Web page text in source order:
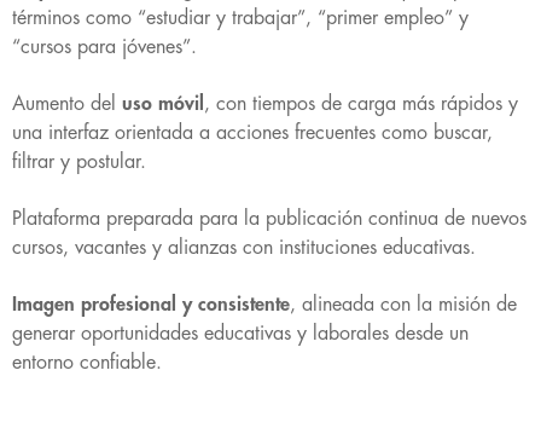
términos como “estudiar y trabajar”, “primer empleo” y
“cursos para jóvenes”.
Aumento del uso móvil , con tiempos de carga más rápidos y
una interfaz orientada a acciones frecuentes como buscar,
filtrar y postular.
Plataforma preparada para la publicación continua de nuevos
cursos, vacantes y alianzas con instituciones educativas.
Imagen profesional y consistente, alineada con la misión de
generar oportunidades educativas y laborales desde un
entorno confiable.